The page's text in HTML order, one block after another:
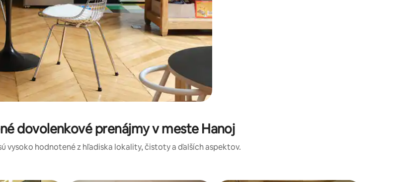
dovolenkové prenájmy v meste Hanoj
vysoko hodnotené z hľadiska lokality, čistoty a ďalších aspektov.